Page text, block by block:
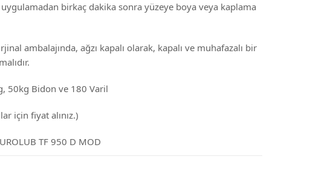
birkaç dakika sonra yüzeye boya veya kaplama
ambalajında, ağzı kapalı olarak, kapalı ve muhafazalı bir
50kg Bidon ve 180 Varil
için fiyat alınız.)
TF 950 D MOD